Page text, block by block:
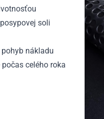
soli
nákladu
celého roka